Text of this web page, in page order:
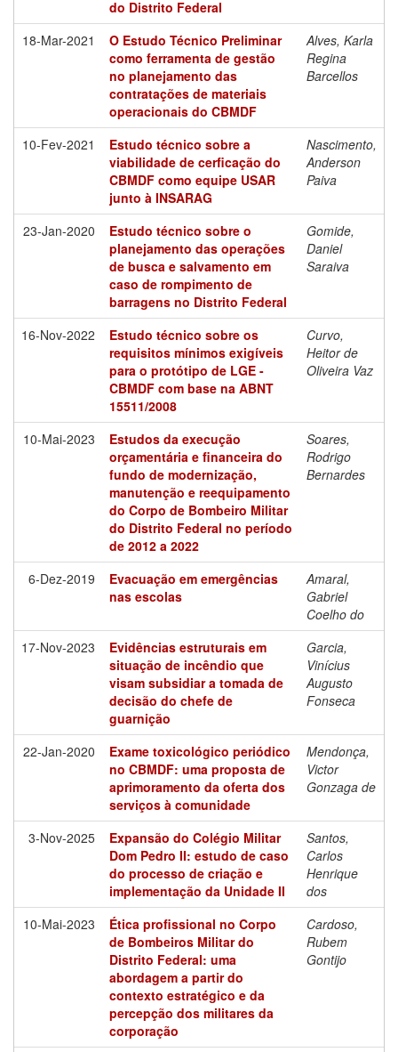
do Distrito Federal
18-Mar-2021
O Estudo Técnico Preliminar
como ferramenta de gestão
no planejamento das
contratações de materiais
operacionais do CBMDF
Alves, Karla
Regina
Barcellos
10-Fev-2021
Estudo técnico sobre a
viabilidade de cerficação do
CBMDF como equipe USAR
junto à INSARAG
Nascimento,
Anderson
Paiva
23-Jan-2020
Estudo técnico sobre o
planejamento das operações
de busca e salvamento em
caso de rompimento de
barragens no Distrito Federal
Gomide,
Daniel
Saraiva
16-Nov-2022
Estudo técnico sobre os
requisitos mínimos exigíveis
para o protótipo de LGE -
CBMDF com base na ABNT
15511/2008
Curvo,
Heitor de
Oliveira Vaz
10-Mai-2023
Estudos da execução
orçamentária e financeira do
fundo de modernização,
manutenção e reequipamento
do Corpo de Bombeiro Militar
do Distrito Federal no período
de 2012 a 2022
Soares,
Rodrigo
Bernardes
6-Dez-2019
Evacuação em emergências
nas escolas
Amaral,
Gabriel
Coelho do
17-Nov-2023
Evidências estruturais em
situação de incêndio que
visam subsidiar a tomada de
decisão do chefe de
guarnição
Garcia,
Vinícius
Augusto
Fonseca
22-Jan-2020
Exame toxicológico periódico
no CBMDF: uma proposta de
aprimoramento da oferta dos
serviços à comunidade
Mendonça,
Victor
Gonzaga de
3-Nov-2025
Expansão do Colégio Militar
Dom Pedro II: estudo de caso
do processo de criação e
implementação da Unidade II
Santos,
Carlos
Henrique
dos
10-Mai-2023
Ética profissional no Corpo
de Bombeiros Militar do
Distrito Federal: uma
abordagem a partir do
contexto estratégico e da
percepção dos militares da
corporação
Cardoso,
Rubem
Gontijo